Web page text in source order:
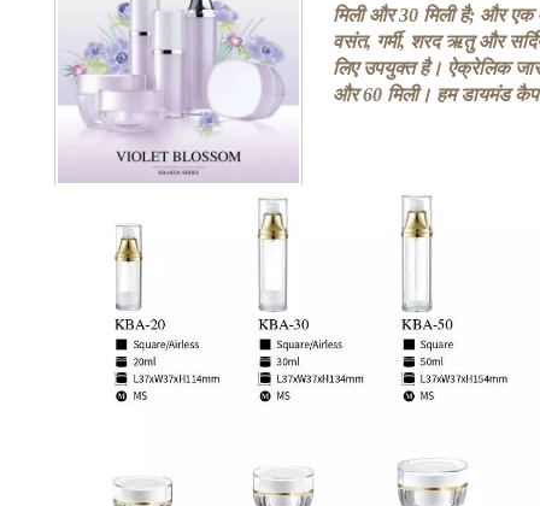
मिली और 30 मिली है; और
वसंत, गर्मी, शरद ऋतु और
लिए उपयुक्त है। ऐक्रेलिक जार
और 60 मिली। हम डायमंड